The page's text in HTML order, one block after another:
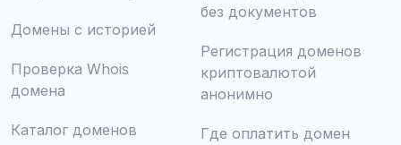
Домены с историей
Проверка Whois
домена
Каталог доменов
без документов
Регистрация доменов
криптовалютой
анонимно
Где оплатить домен